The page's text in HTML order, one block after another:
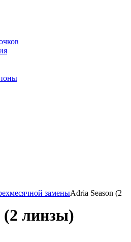
заменыAdria Season (2
(2 линзы)